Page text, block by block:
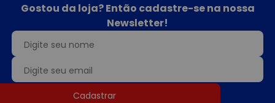
Gostou da loja? Então cadastre-se na nossa
Newsletter!
Cadastrar